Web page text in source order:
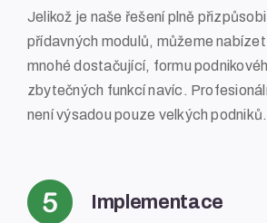
Jelikož je naše řešení plně
přídavných modulů, můžeme
mnohé dostačující, formu
zbytečných funkcí navíc.
není výsadou pouze velkých podniků.
Implementace